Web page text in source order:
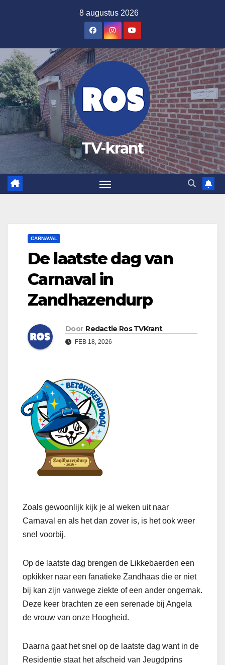
inhoud
8 augustus 2026
TV-krant
CARNAVAL
De laatste dag van
Carnaval in
Zandhazendurp
Door Redactie Ros TVKrant
FEB 18, 2026
Zoals gewoonlijk kijk je al weken uit naar
Carnaval en als het dan zover is, is het ook weer
snel voorbij.
Op de laatste dag brengen de Likkebaerden een
opkikker naar een fanatieke Zandhaas die er niet
bij kan zijn vanwege ziekte of een ander ongemak.
Deze keer brachten ze een serenade bij Angela
de vrouw van onze Hoogheid.
Daarna gaat het snel op de laatste dag want in de
Residentie staat het afscheid van Jeugdprins